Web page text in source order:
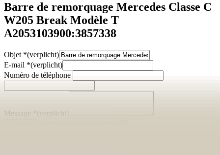
Barre de remorquage Mercedes Classe C
W205 Break Modèle T
A2053103900:3857338
Objet *(verplicht)
E-mail *(verplicht)
Numéro de téléphone
Message (verplicht)